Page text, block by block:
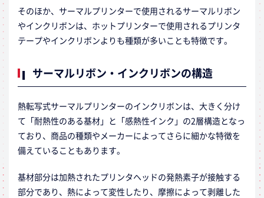
そのほか、サーマルプリンターで使用されるサーマルリボン
やインクリボンは、ホットプリンターで使用されるプリンタ
テープやインクリボンよりも種類が多いことも特徴です。
サーマルリボン・インクリボンの構造
熱転写式サーマルプリンターのインクリボンは、大きく分け
て「耐熱性のある基材」と「感熱性インク」の2層構造となっ
ており、商品の種類やメーカーによってさらに細かな特徴を
備えていることもあります。
基材部分は加熱されたプリンタヘッドの発熱素子が接触する
部分であり、熱によって変性したり、摩擦によって剥離した